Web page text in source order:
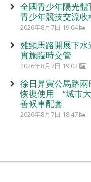
全國青少年陽光
青少年競技交流收
2026年8月7日 19:04
雞頸馬路開展下
實施臨時交管
2026年8月7日 19:02
徐日昇寅公馬路
恢復使用 “城市
善候車配套
2026年8月7日 18:47